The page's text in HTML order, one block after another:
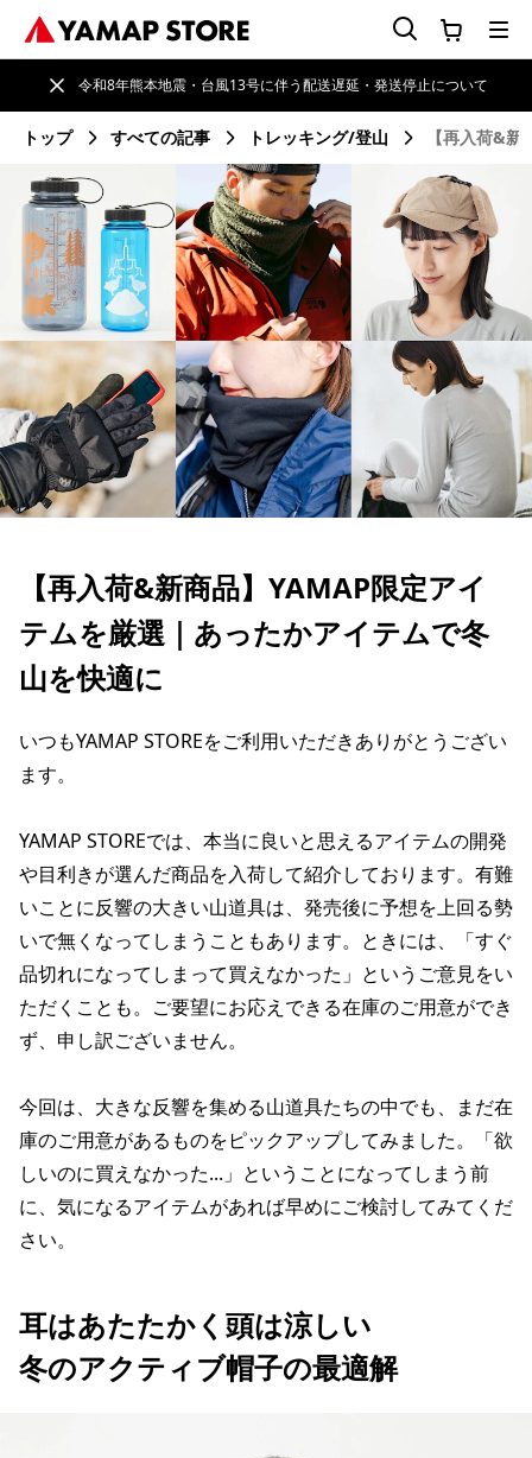
令和8年熊本地震・台風13号に伴う配送遅延・発送停止について
トップ すべての記事 トレッキング/登山 【再入荷&
【再入荷&新商品】YAMAP限定アイ
テムを厳選｜あったかアイテムで冬
山を快適に
いつもYAMAP STOREをご利用いただきありがとうござい
ます。
YAMAP STOREでは、本当に良いと思えるアイテムの開発
や目利きが選んだ商品を入荷して紹介しております。有難
いことに反響の大きい山道具は、発売後に予想を上回る勢
いで無くなってしまうこともあります。ときには、「すぐ
品切れになってしまって買えなかった」というご意見をい
ただくことも。ご要望にお応えできる在庫のご用意ができ
ず、申し訳ございません。
今回は、大きな反響を集める山道具たちの中でも、まだ在
庫のご用意があるものをピックアップしてみました。「欲
しいのに買えなかった...」ということになってしまう前
に、気になるアイテムがあれば早めにご検討してみてくだ
さい。
耳はあたたかく頭は涼しい
冬のアクティブ帽子の最適解